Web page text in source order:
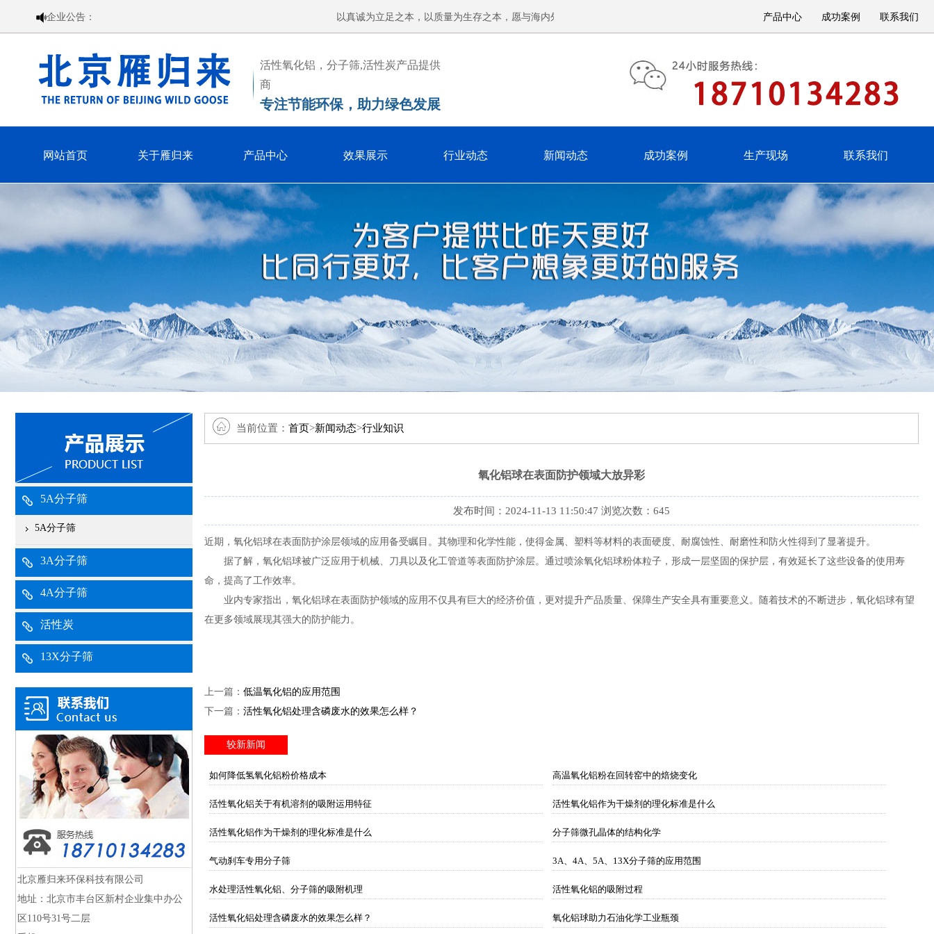
企业公告： 以真诚为立足之本，以质量为生存之本，愿与海内外同仁共创双赢。雁归来人一路走来，气贯长虹，勇锐盖过怯弱，进取压倒苟安!我们紧扣时
产品中心 成功案例 联系我们
活性氧化铝，分子筛,活性炭产品提供
商
专注节能环保，助力绿色发展
网站首页 关于雁归来 产品中心 效果展示 行业动态 新闻动态 成功案例 生产现场 联系我们
5A分子筛
5A分子筛
3A分子筛
4A分子筛
活性炭
13X分子筛
北京雁归来环保科技有限公司
地址：北京市丰台区新村企业集中办公
区110号31号二层
当前位置： 首页>新闻动态>行业知识
氧化铝球在表面防护领域大放异彩
发布时间：2024-11-13 11:50:47 浏览次数：645
近期，氧化铝球在表面防护涂层领域的应用备受瞩目。其物理和化学性能，使得金属、塑料等材料的表面硬度、耐腐蚀性、耐磨性和防火性得到了显著提升。
据了解，氧化铝球被广泛应用于机械、刀具以及化工管道等表面防护涂层。通过喷涂氧化铝球粉体粒子，形成一层坚固的保护层，有效延长了这些设备的使用寿
命，提高了工作效率。
业内专家指出，氧化铝球在表面防护领域的应用不仅具有巨大的经济价值，更对提升产品质量、保障生产安全具有重要意义。随着技术的不断进步，氧化铝球有望
在更多领域展现其强大的防护能力。
上一篇： 低温氧化铝的应用范围
下一篇： 活性氧化铝处理含磷废水的效果怎么样？
较新新闻
如何降低氢氧化铝粉价格成本 高温氧化铝粉在回转窑中的焙烧变化
活性氧化铝关于有机溶剂的吸附运用特征 活性氧化铝作为干燥剂的理化标准是什么
活性氧化铝作为干燥剂的理化标准是什么 分子筛微孔晶体的结构化学
气动刹车专用分子筛 3A、4A、5A、13X分子筛的应用范围
水处理活性氧化铝、分子筛的吸附机理 活性氧化铝的吸附过程
活性氧化铝处理含磷废水的效果怎么样？ 氧化铝球助力石油化学工业瓶颈